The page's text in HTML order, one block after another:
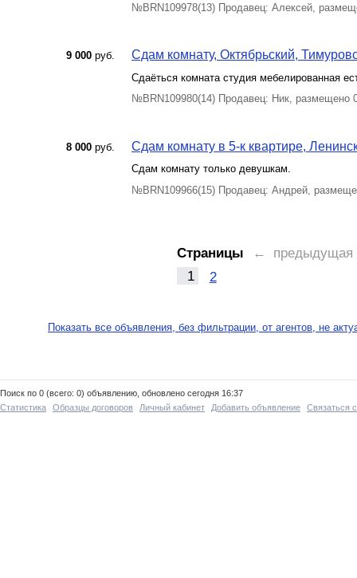
№BRN109978(13) Продавец: Алексей,
9 000 руб. Сдам комнату, Октябрьский,
Сдаёться комната студия мебелированная
№BRN109980(14) Продавец: Ник, размещено
8 000 руб. Сдам комнату в 5-к квартире,
Сдам комнату только девушкам.
№BRN109966(15) Продавец: Андрей,
Страницы
← предыдущая
1
2
Показать все объявления, без фильтрации, от агентов, не
Поиск по 0 (всего: 0) объявлению, обновлено сегодня 16:37
Статистика
Образцы договоров Личный кабинет Добавить объявление Связаться